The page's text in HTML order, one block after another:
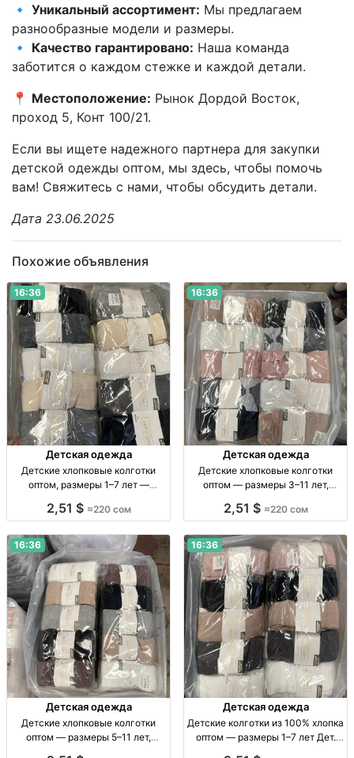
🔹 Уникальный ассортимент: Мы предлагаем
разнообразные модели и размеры.
🔹 Качество гарантировано: Наша команда
заботится о каждом стежке и каждой детали.
📍 Местоположение: Рынок Дордой Восток,
проход 5, Конт 100/21.
Если вы ищете надежного партнера для закупки
детской одежды оптом, мы здесь, чтобы помочь
вам! Свяжитесь с нами, чтобы обсудить детали.
Дата 23.06.2025
Похожие объявления
16:36
Детская одежда
Детские хлопковые колготки
оптом, размеры 1–7 лет —
колготки, р-ры 1–3, 3–5, 5–7 лет,
2,51 $ ≈220 сом
16:36
Детская одежда
Детские хлопковые колготки
оптом — размеры 3–11 лет,
колготки оптом, р-ры 3–11 лет,
2,51 $ ≈220 сом
16:36
Детская одежда
Детские хлопковые колготки
оптом — размеры 5–11 лет,
16:36
Детская одежда
Детские колготки из 100% хлопка
оптом — размеры 1–7 лет Дет.